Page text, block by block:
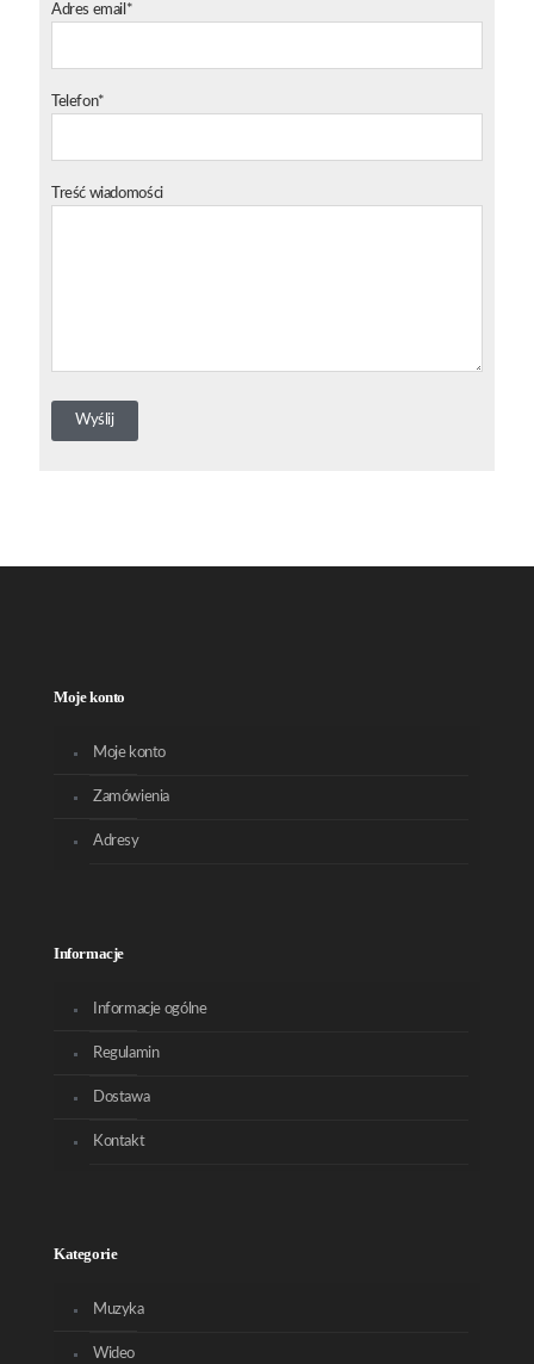
Adres email*
Telefon*
Treść wiadomości
Moje konto
Moje konto
Zamówienia
Adresy
Informacje
Informacje ogólne
Regulamin
Dostawa
Kontakt
Kategorie
Muzyka
Wideo